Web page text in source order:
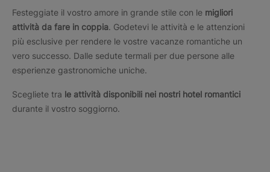
Festeggiate il vostro amore in grande stile con le migliori
attività da fare in coppia. Godetevi le attività e le attenzioni
più esclusive per rendere le vostre vacanze romantiche un
vero successo. Dalle sedute termali per due persone alle
esperienze gastronomiche uniche.
Scegliete tra le attività disponibili nei nostri hotel romantici
durante il vostro soggiorno.